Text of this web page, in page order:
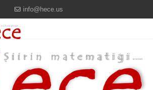
info@hece.us